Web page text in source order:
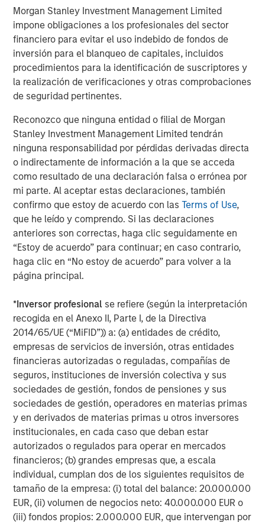
Morgan Stanley Investment Management Limited
impone obligaciones a los profesionales del sector
financiero para evitar el uso indebido de fondos de
inversión para el blanqueo de capitales, incluidos
procedimientos para la identificación de suscriptores y
la realización de verificaciones y otras comprobaciones
de seguridad pertinentes.
Reconozco que ninguna entidad o filial de Morgan
Stanley Investment Management Limited tendrán
ninguna responsabilidad por pérdidas derivadas directa
o indirectamente de información a la que se acceda
como resultado de una declaración falsa o errónea por
mi parte. Al aceptar estas declaraciones, también
confirmo que estoy de acuerdo con lasTerms of Use,
que he leído y comprendo. Si las declaraciones
anteriores son correctas, haga clic seguidamente en
“Estoy de acuerdo” para continuar; en caso contrario,
haga clic en “No estoy de acuerdo” para volver a la
página principal.
*Inversor profesional se refiere (según la interpretación
recogida en el Anexo II, Parte I, de la Directiva
2014/65/UE (“MiFID”)) a: (a) entidades de crédito,
empresas de servicios de inversión, otras entidades
financieras autorizadas o reguladas, compañías de
seguros, instituciones de inversión colectiva y sus
sociedades de gestión, fondos de pensiones y sus
sociedades de gestión, operadores en materias primas
y en derivados de materias primas u otros inversores
institucionales, en cada caso que deban estar
autorizados o regulados para operar en mercados
financieros; (b) grandes empresas que, a escala
individual, cumplan dos de los siguientes requisitos de
tamaño de la empresa: (i) total del balance: 20.000.000
EUR, (ii) volumen de negocios neto: 40.000.000 EUR o
(iii) fondos propios: 2.000.000 EUR, que intervengan por
Nicholas Porter, Chief Executive Officer at The Dot
Group, commented:
"GSA, as part of the Dot Group, further expands its market
position with its partner Morgan Stanley Real Estate
Investing (“MSREI”), representing another pivotal step
forward in its U.S. strategy.
This acquisition is testament to the depth of our global
teams, our access to unique opportunities and the
strength of our institutional relationships in the United
States and globally. An off-market portfolio of this size
and quality is rare and demonstrates our experience and
expertise in the student housing market.
Yugo, the leading U.S. and global student housing
operator, will manage and rebrand the newly acquired
assets, creating further scale and operational excellence
with enhanced student experiences across the portfolio.”
Will Milam, Head of U.S. Investments at Morgan Stanley
“This student housing portfolio fully aligns with our
strategy to acquire high-quality, resilient assets in prime
locations. We are pleased to partner with GSA to
strengthen our market position to capture the ongoing
demand for student housing in some of the country’s top
university markets.”
###
About Global Student Accommodation
Global Student Accommodation (GSA) is a leader in real
estate asset management within the student housing
sector. GSA has an unrivalled international presence,